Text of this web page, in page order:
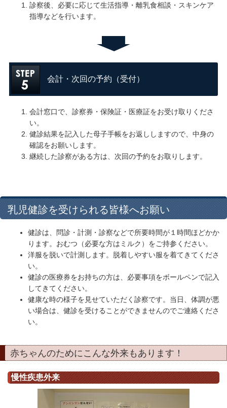
診察後、必要に応じて生活指導・離乳食相談・スキンケア
指導などを行います。
会計・次回の予約（受付）
会計窓口で、診察券・保険証・医療証をお受け取りくださ
い。
健診結果を記入した母子手帳をお返ししますので、中身の
確認をお願いします。
継続した診察がある方は、次回の予約をお取りします。
乳児健診を受けられる皆様へお願い
健診は、問診・計測・診察などで所要時間が１時間ほどかか
ります。おむつ（必要な方はミルク）をご持参ください。
洋服を脱いで計測します。脱着しやすい服を着てきてくださ
い。
健診の医療券をお持ちの方は、必要事項をボールペンで記入
してきてください。
健康な時の様子を見せていただく診察です。当日、体調が悪
い場合は、健診を受けることができませんのでご連絡くださ
い。
赤ちゃんのためにこんな外来もあります！
慢性疾患外来